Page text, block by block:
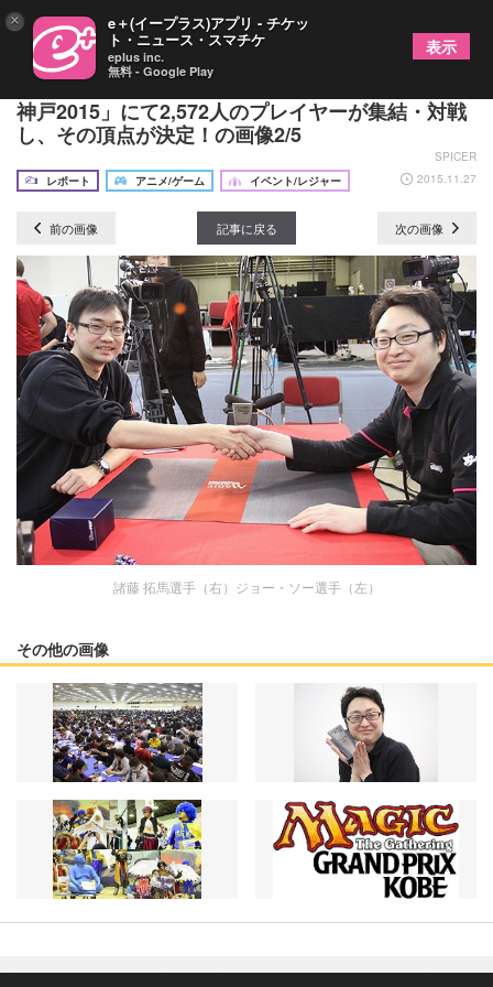
『マジック：ザ・ギャザリング』の「グランプリ・
神戸2015」にて2,572人のプレイヤーが集結・対戦
し、その頂点が決定！の画像2/5
SPICER
レポート
アニメ/ゲーム イベント/レジャー 2015.11.27
前の画像 記事に戻る 次の画像
諸藤 拓馬選手（右）ジョー・ソー選手（左）
その他の画像
× e＋(イープラス)アプリ - チケッ
ト・ニュース・スマチケ
eplus inc.
無料 - Google Play
表示